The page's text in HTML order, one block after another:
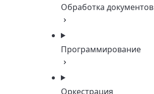
Обработка документов
Программирование
Оркестрация